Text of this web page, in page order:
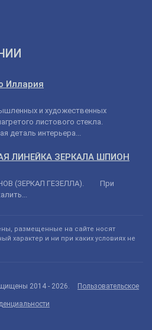
Иллария
и художественных
листового стекла.
деталь интерьера...
ЛИНЕЙКА ЗЕРКАЛА ШПИОН
(ЗЕРКАЛ ГЕЗЕЛЛА). При
размещенные на сайте носят
характер и ни при каких условиях не
2014 - 2026. Пользовательское